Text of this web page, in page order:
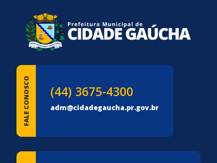
FALE CONOSCO (44) 3675-4300
adm@cidadegaucha.pr.gov.br